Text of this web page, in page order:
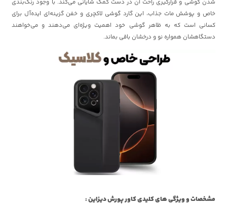
شدن گوشی و قرارگیری راحت آن در دست کمک شایانی می‌کند. با وجود رنگ‌بندی
خاص و پوشش مات جذاب، این گارد گوشی لاکچری و خفن گزینه‌ای ایده‌آل برای
کسانی است که به ظاهر گوشی خود اهمیت ویژه‌ای می‌دهند و می‌خواهند
دستگاهشان همواره نو و درخشان باقی بماند.
مشخصات و ویژگی های کلیدی کاور پورش دیزاین :